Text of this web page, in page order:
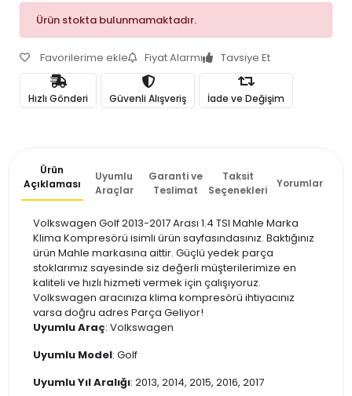
Ürün stokta bulunmamaktadır.
Favorilerime ekle Fiyat Alarmı Tavsiye Et
Hızlı Gönderi Güvenli Alışveriş İade ve Değişim
Ürün
Açıklaması
Uyumlu
Araçlar
Garanti ve
Teslimat
Taksit
Seçenekleri
Yorumlar
Volkswagen Golf 2013-2017 Arası 1.4 TSI Mahle Marka
Klima Kompresörü isimli ürün sayfasındasınız. Baktığınız
ürün Mahle markasına aittir. Güçlü yedek parça
stoklarımız sayesinde siz değerli müşterilerimize en
kaliteli ve hızlı hizmeti vermek için çalışıyoruz.
Volkswagen aracınıza klima kompresörü ihtiyacınız
varsa doğru adres Parça Geliyor!
Uyumlu Araç: Volkswagen
Uyumlu Model: Golf
Uyumlu Yıl Aralığı: 2013, 2014, 2015, 2016, 2017